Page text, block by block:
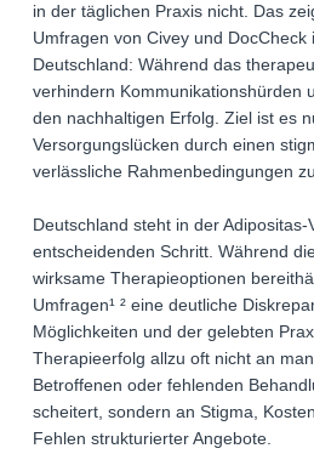
in der täglichen Praxis nicht. Das
Umfragen von Civey und DocCheck
Deutschland: Während das
verhindern Kommunikationshürden
den nachhaltigen Erfolg. Ziel ist es
Versorgungslücken durch einen
verlässliche Rahmenbedingungen
Deutschland steht in der
entscheidenden Schritt. Während
wirksame Therapieoptionen
Umfragen¹ ² eine deutliche
Möglichkeiten und der gelebten
Therapieerfolg allzu oft nicht an
Betroffenen oder fehlenden
scheitert, sondern an Stigma,
Fehlen strukturierter Angebote.